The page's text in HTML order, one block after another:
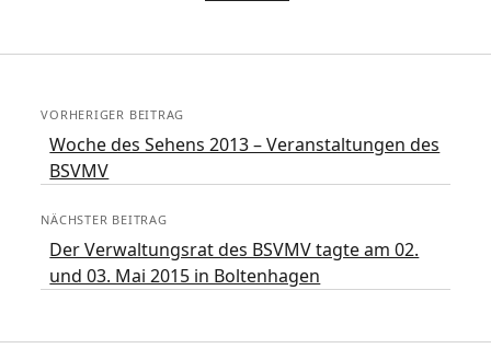
VORHERIGER BEITRAG
Woche des Sehens 2013 – Veranstaltungen des
BSVMV
NÄCHSTER BEITRAG
Der Verwaltungsrat des BSVMV tagte am 02.
und 03. Mai 2015 in Boltenhagen